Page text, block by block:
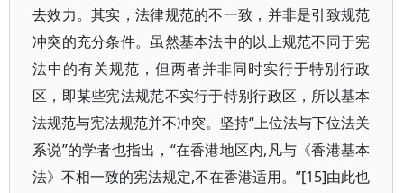
去效力。其实，法律规范的不一致，并非是引致规范
冲突的充分条件。虽然基本法中的以上规范不同于宪
法中的有关规范，但两者并非同时实行于特别行政
区，即某些宪法规范不实行于特别行政区，所以基本
法规范与宪法规范并不冲突。坚持“上位法与下位法关
系说”的学者也指出，“在香港地区内,凡与《香港基本
法》不相一致的宪法规定,不在香港适用。”[15]由此也